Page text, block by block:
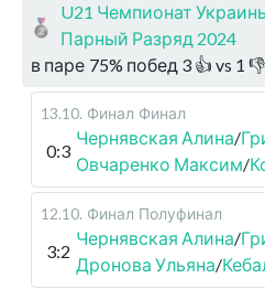
U21 Чемпионат
Парный Разряд 2024
в паре 75% побед 3 👍 vs 1 👎
13.10. Финал Финал
0:3
Чернявская Алина/
Овчаренко Максим/
12.10. Финал Полуфинал
3:2
Чернявская Алина/
Дронова Ульяна/